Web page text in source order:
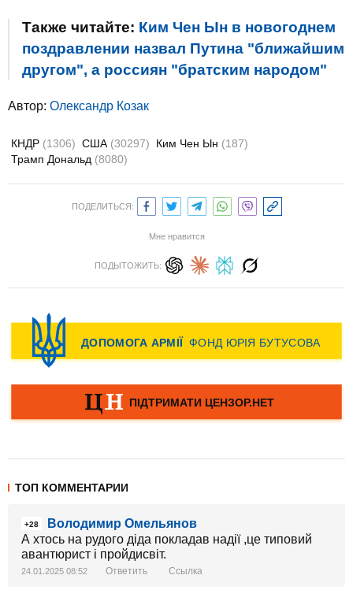
Также читайте: Ким Чен Ын в новогоднем
поздравлении назвал Путина "ближайшим
другом", а россиян "братским народом"
Автор: Олександр Козак
КНДР (1306) США (30297) Ким Чен Ын (187)
Трамп Дональд (8080)
ПОДЕЛИТЬСЯ:
Мне нравится
ПОДЫТОЖИТЬ:
ТОП КОММЕНТАРИИ
+28
Володимир Омельянов
А хтось на рудого діда покладав надії ,це типовий
авантюрист і пройдисвіт.
24.01.2025 08:52 Ответить Ссылка